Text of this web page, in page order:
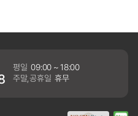
평일 09:00 ~ 18:00
주말,공휴일 휴무